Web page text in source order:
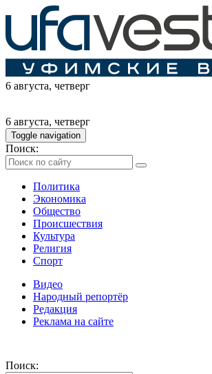
6 августа, четверг
6 августа, четверг
Toggle navigation
Поиск:
Политика
Экономика
Общество
Происшествия
Культура
Религия
Спорт
Видео
Народный репортёр
Редакция
Реклама на сайте
Поиск: